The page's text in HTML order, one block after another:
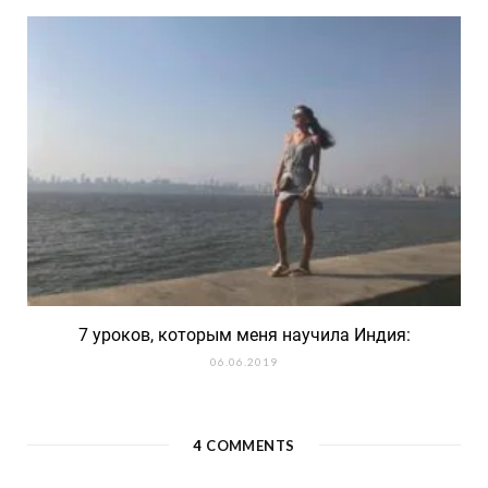
7 уроков, которым меня научила Индия:
06.06.2019
4 COMMENTS